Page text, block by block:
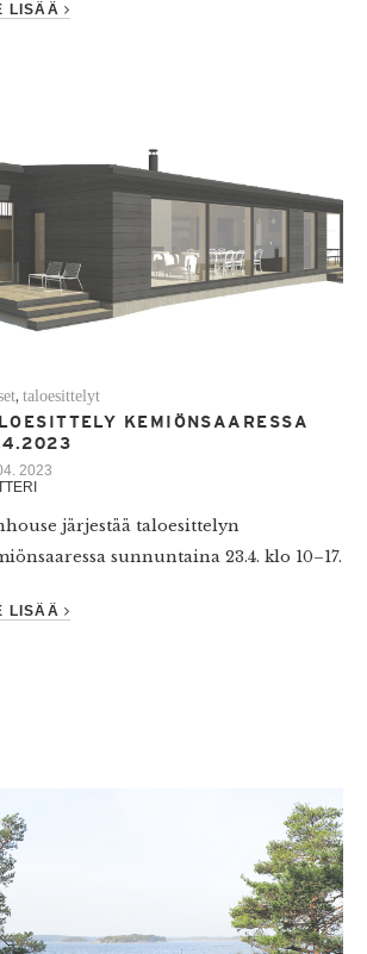
LISÄÄ
,taloesittelyt
KEMIÖNSAARESSA
2023
järjestää taloesittelyn
sunnuntaina 23.4. klo 10–17.
LISÄÄ